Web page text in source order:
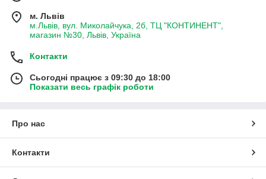
м. Львів
м.Львів, вул. Миколайчука, 2б, ТЦ "КОНТИНЕНТ",
магазин №30, Львів, Україна
Контакти
Сьогодні працює з 09:30 до 18:00
Показати весь графік роботи
Про нас
Контакти